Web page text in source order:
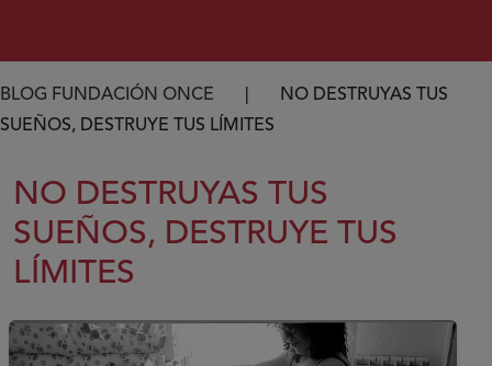
Ruta de navegación
BLOG FUNDACIÓN ONCE
NO DESTRUYAS TUS
SUEÑOS, DESTRUYE TUS LÍMITES
NO DESTRUYAS TUS
SUEÑOS, DESTRUYE TUS
LÍMITES